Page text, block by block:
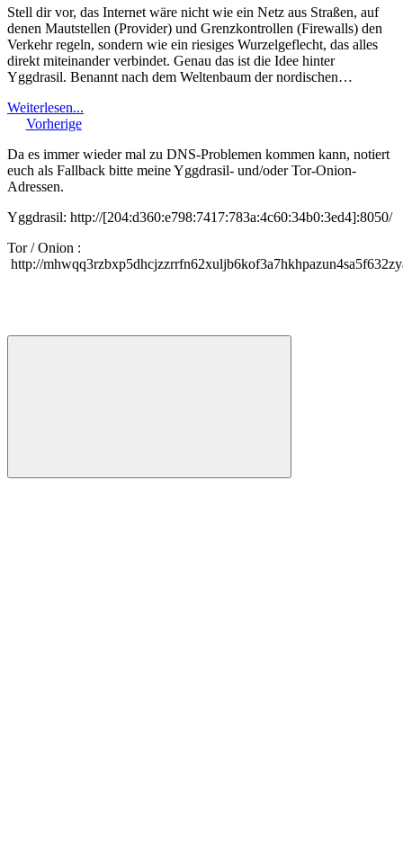
Stell dir vor, das Internet wäre nicht wie ein Netz aus Straßen, auf
denen Mautstellen (Provider) und Grenzkontrollen (Firewalls) den
Verkehr regeln, sondern wie ein riesiges Wurzelgeflecht, das alles
direkt miteinander verbindet. Genau das ist die Idee hinter
Yggdrasil. Benannt nach dem Weltenbaum der nordischen…
Weiterlesen...
Vorherige
Da es immer wieder mal zu DNS-Problemen kommen kann, notiert
euch als Fallback bitte meine Yggdrasil- und/oder Tor-Onion-
Adressen.
Yggdrasil: http://[204:d360:e798:7417:783a:4c60:34b0:3ed4]:8050/
Tor / Onion :
http://